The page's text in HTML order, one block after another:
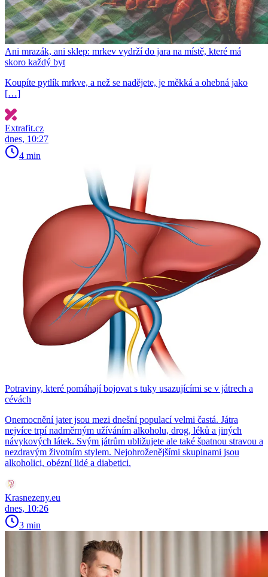
Ani mrazák, ani sklep: mrkev vydrží do jara na místě, které má
skoro každý byt
Koupíte pytlík mrkve, a než se nadějete, je měkká a ohebná jako
[…]
Extrafit.cz
dnes, 10:27
4 min
Potraviny, které pomáhají bojovat s tuky usazujícími se v játrech a
cévách
Onemocnění jater jsou mezi dnešní populací velmi častá. Játra
nejvíce trpí nadměrným užíváním alkoholu, drog, léků a jiných
návykových látek. Svým játrům ubližujete ale také špatnou stravou a
nezdravým životním stylem. Nejohroženějšími skupinami jsou
alkoholici, obézní lidé a diabetici.
Krasnezeny.eu
dnes, 10:26
3 min